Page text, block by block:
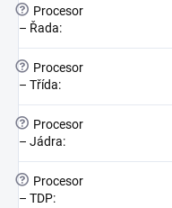
?
Procesor
– Řada:
?
Procesor
– Třída:
?
Procesor
– Jádra:
?
Procesor
– TDP: